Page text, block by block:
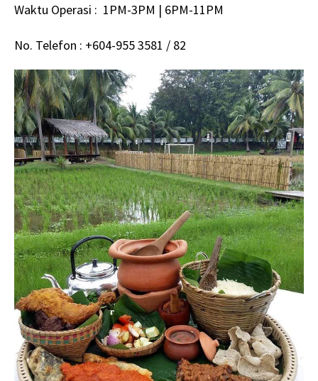
Waktu Operasi : 1PM-3PM | 6PM-11PM
No. Telefon : +604-955 3581 / 82